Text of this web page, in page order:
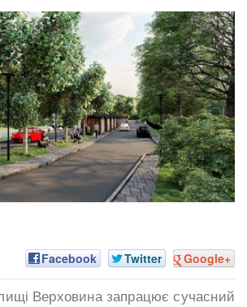
Facebook Twitter Google+
Верховина запрацює сучасний